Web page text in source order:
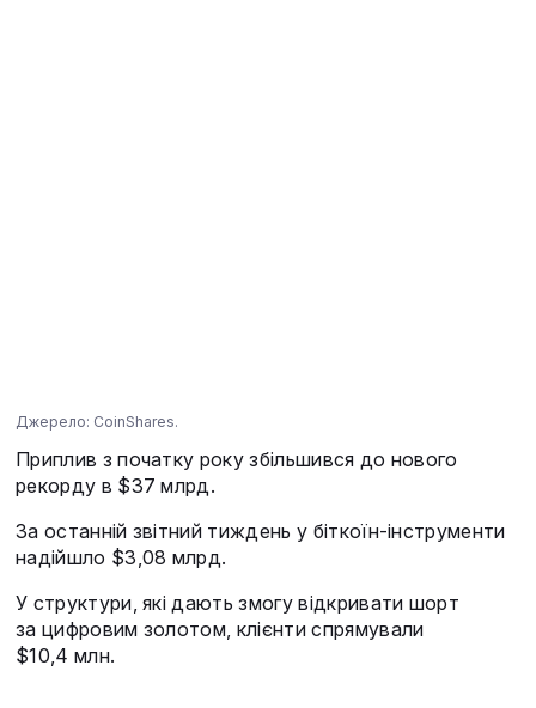
Джерело: CoinShares.
Приплив з початку року збільшився до нового
рекорду в $37 млрд.
За останній звітний тиждень у біткоїн-інструменти
надійшло $3,08 млрд.
У структури, які дають змогу відкривати шорт
за цифровим золотом, клієнти спрямували
$10,4 млн.